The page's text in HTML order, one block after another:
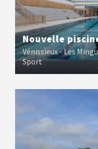
Nouvelle
Vénissieux - Les
Sport